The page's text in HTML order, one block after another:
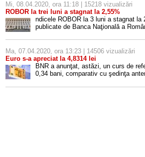
Mi, 08.04.2020, ora 11:18 | 15218 vizualizări
ROBOR la trei luni a stagnat la 2,55%
ndicele ROBOR la 3 luni a stagnat
publicate de Banca Naţională a
Ma, 07.04.2020, ora 13:23 | 14506 vizualizări
Euro s-a apreciat la 4,8314 lei
BNR a anunţat, astăzi, un curs de
0,34 bani, comparativ cu şedinţa